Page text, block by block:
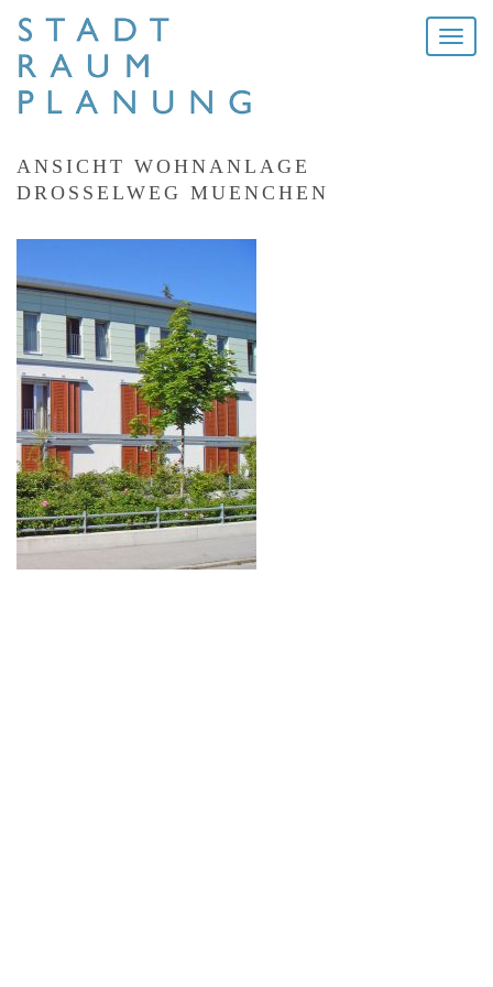
Toggle
ANSICHT WOHNANLAGE
DROSSELWEG MUENCHEN